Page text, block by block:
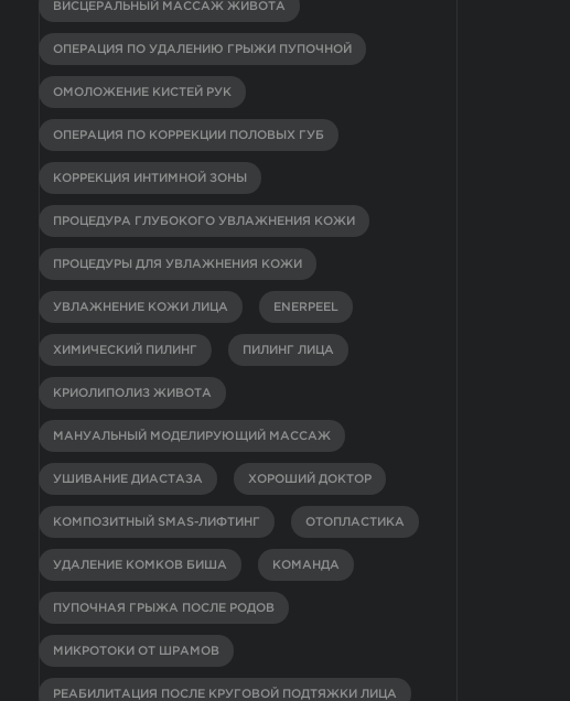
ВИСЦЕРАЛЬНЫЙ МАССАЖ ЖИВОТА
ОПЕРАЦИЯ ПО УДАЛЕНИЮ ГРЫЖИ ПУПОЧНОЙ
ОМОЛОЖЕНИЕ КИСТЕЙ РУК
ОПЕРАЦИЯ ПО КОРРЕКЦИИ ПОЛОВЫХ ГУБ
КОРРЕКЦИЯ ИНТИМНОЙ ЗОНЫ
ПРОЦЕДУРА ГЛУБОКОГО УВЛАЖНЕНИЯ КОЖИ
ПРОЦЕДУРЫ ДЛЯ УВЛАЖНЕНИЯ КОЖИ
УВЛАЖНЕНИЕ КОЖИ ЛИЦА ENERPEEL
ХИМИЧЕСКИЙ ПИЛИНГ ПИЛИНГ ЛИЦА
КРИОЛИПОЛИЗ ЖИВОТА
МАНУАЛЬНЫЙ МОДЕЛИРУЮЩИЙ МАССАЖ
УШИВАНИЕ ДИАСТАЗА ХОРОШИЙ ДОКТОР
КОМПОЗИТНЫЙ SMAS-ЛИФТИНГ ОТОПЛАСТИКА
УДАЛЕНИЕ КОМКОВ БИША КОМАНДА
ПУПОЧНАЯ ГРЫЖА ПОСЛЕ РОДОВ
МИКРОТОКИ ОТ ШРАМОВ
РЕАБИЛИТАЦИЯ ПОСЛЕ КРУГОВОЙ ПОДТЯЖКИ ЛИЦА